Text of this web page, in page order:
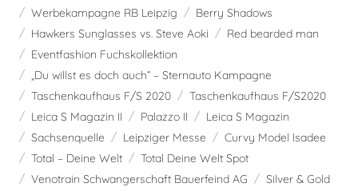
Werbekampagne RB Leipzig
Berry Shadows
Hawkers Sunglasses vs. Steve Aoki
Red bearded man
Eventfashion Fuchskollektion
„Du willst es doch auch“ – Sternauto Kampagne
Taschenkaufhaus F/S 2020
Taschenkaufhaus F/S2020
Leica S Magazin II
Palazzo II
Leica S Magazin
Sachsenquelle
Leipziger Messe
Curvy Model Isadee
Total – Deine Welt
Total Deine Welt Spot
Venotrain Schwangerschaft Bauerfeind AG
Silver & Gold